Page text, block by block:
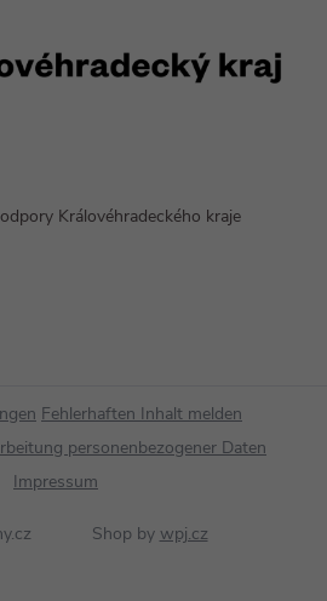
Královéhradeckého kraje
Fehlerhaften Inhalt melden
personenbezogener Daten
Impressum
Shop by wpj.cz